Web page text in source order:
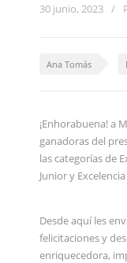
30 junio, 2023 /
Ana Tomás
¡Enhorabuena! a
ganadoras del
las categorías de
Junior y
Desde aquí les
felicitaciones y
enriquecedora,